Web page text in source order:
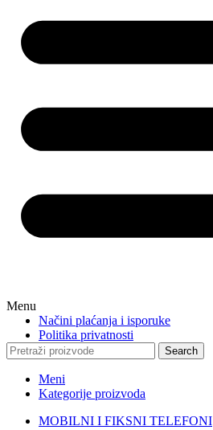
Menu
Načini plaćanja i isporuke
Politika privatnosti
Search
Meni
Kategorije proizvoda
MOBILNI I FIKSNI TELEFONI